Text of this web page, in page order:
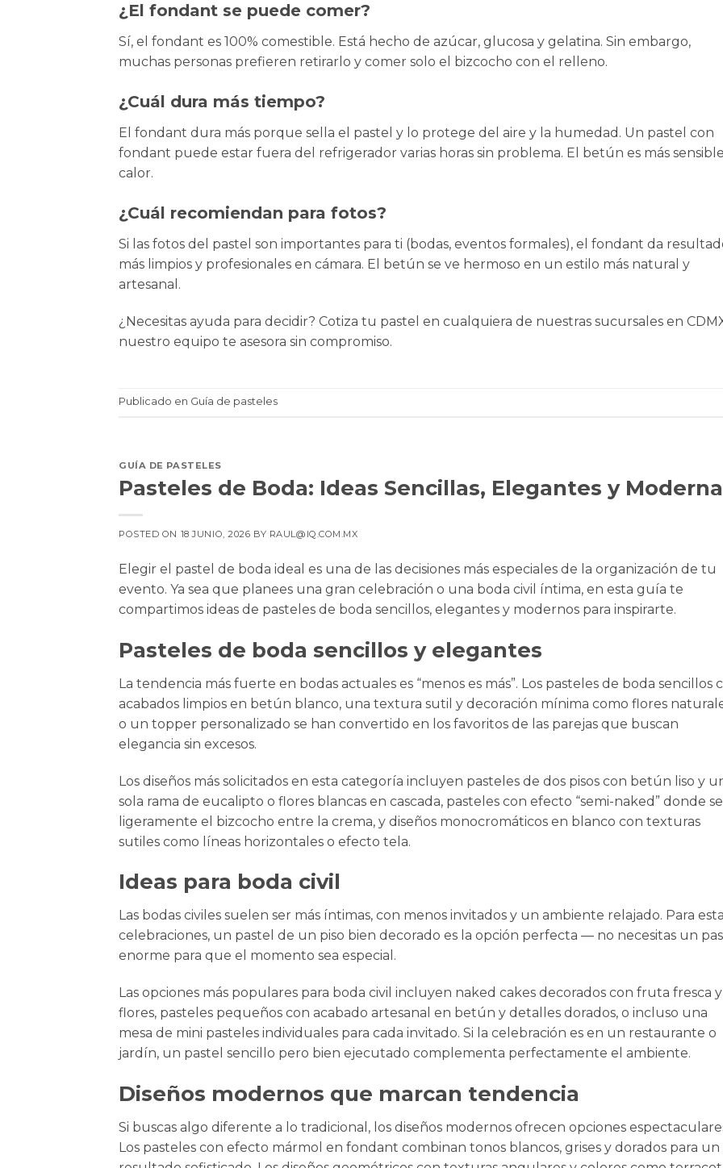
¿El fondant se puede comer?
Sí, el fondant es 100% comestible. Está hecho de azúcar, glucosa y gelatina. Sin embargo,
muchas personas prefieren retirarlo y comer solo el bizcocho con el relleno.
¿Cuál dura más tiempo?
El fondant dura más porque sella el pastel y lo protege del aire y la humedad. Un pastel con
fondant puede estar fuera del refrigerador varias horas sin problema. El betún es más sensible
calor.
¿Cuál recomiendan para fotos?
Si las fotos del pastel son importantes para ti (bodas, eventos formales), el fondant da
más limpios y profesionales en cámara. El betún se ve hermoso en un estilo más natural y
artesanal.
¿Necesitas ayuda para decidir? Cotiza tu pastel en cualquiera de nuestras sucursales en
nuestro equipo te asesora sin compromiso.
Publicado en Guía de pasteles
GUÍA DE PASTELES
Pasteles de Boda: Ideas Sencillas, Elegantes y
POSTED ON 18 JUNIO, 2026 BY RAUL@IQ.COM.MX
Elegir el pastel de boda ideal es una de las decisiones más especiales de la organización de tu
evento. Ya sea que planees una gran celebración o una boda civil íntima, en esta guía te
compartimos ideas de pasteles de boda sencillos, elegantes y modernos para inspirarte.
Pasteles de boda sencillos y elegantes
La tendencia más fuerte en bodas actuales es “menos es más”. Los pasteles de boda sencillos
acabados limpios en betún blanco, una textura sutil y decoración mínima como flores
o un topper personalizado se han convertido en los favoritos de las parejas que buscan
elegancia sin excesos.
Los diseños más solicitados en esta categoría incluyen pasteles de dos pisos con betún liso y
sola rama de eucalipto o flores blancas en cascada, pasteles con efecto “semi-naked” donde
ligeramente el bizcocho entre la crema, y diseños monocromáticos en blanco con texturas
sutiles como líneas horizontales o efecto tela.
Ideas para boda civil
Las bodas civiles suelen ser más íntimas, con menos invitados y un ambiente relajado. Para
celebraciones, un pastel de un piso bien decorado es la opción perfecta — no necesitas un
enorme para que el momento sea especial.
Las opciones más populares para boda civil incluyen naked cakes decorados con fruta fresca y
flores, pasteles pequeños con acabado artesanal en betún y detalles dorados, o incluso una
mesa de mini pasteles individuales para cada invitado. Si la celebración es en un restaurante o
jardín, un pastel sencillo pero bien ejecutado complementa perfectamente el ambiente.
Diseños modernos que marcan tendencia
Si buscas algo diferente a lo tradicional, los diseños modernos ofrecen opciones
Los pasteles con efecto mármol en fondant combinan tonos blancos, grises y dorados para un